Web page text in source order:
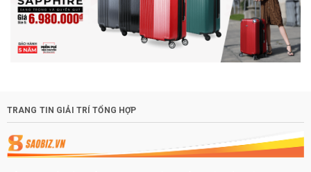
TRANG TIN GIẢI TRÍ TỔNG HỢP